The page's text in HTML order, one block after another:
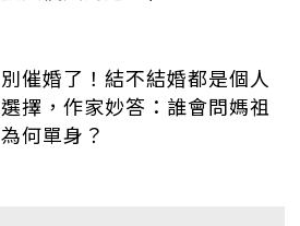
別催婚了！結不結婚都是個人
選擇，作家妙答：誰會問媽祖
為何單身？